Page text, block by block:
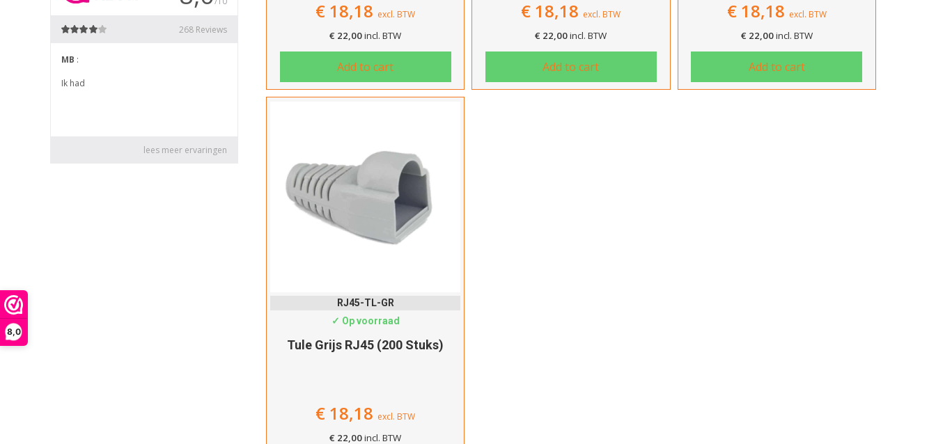
8,0
€ 18,18 excl. BTW
€ 22,00incl. BTW
Add to cart
€ 18,18 excl. BTW
€ 22,00incl. BTW
Add to cart
€18,18 excl. BTW
€ 22,00incl. BTW
Add to cart
RJ45-TL-GR
✓ Op voorraad
Tule Grijs RJ45 (200 Stuks)
€ 18,18 excl. BTW
€ 22,00incl. BTW
Hartelijk dank!